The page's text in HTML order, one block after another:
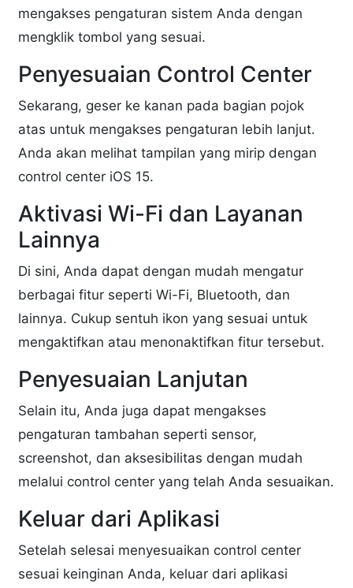
mengakses pengaturan sistem Anda dengan
mengklik tombol yang sesuai.
Penyesuaian Control Center
Sekarang, geser ke kanan pada bagian pojok
atas untuk mengakses pengaturan lebih lanjut.
Anda akan melihat tampilan yang mirip dengan
control center iOS 15.
Aktivasi Wi-Fi dan Layanan
Lainnya
Di sini, Anda dapat dengan mudah mengatur
berbagai fitur seperti Wi-Fi, Bluetooth, dan
lainnya. Cukup sentuh ikon yang sesuai untuk
mengaktifkan atau menonaktifkan fitur tersebut.
Penyesuaian Lanjutan
Selain itu, Anda juga dapat mengakses
pengaturan tambahan seperti sensor,
screenshot, dan aksesibilitas dengan mudah
melalui control center yang telah Anda sesuaikan.
Keluar dari Aplikasi
Setelah selesai menyesuaikan control center
sesuai keinginan Anda, keluar dari aplikasi